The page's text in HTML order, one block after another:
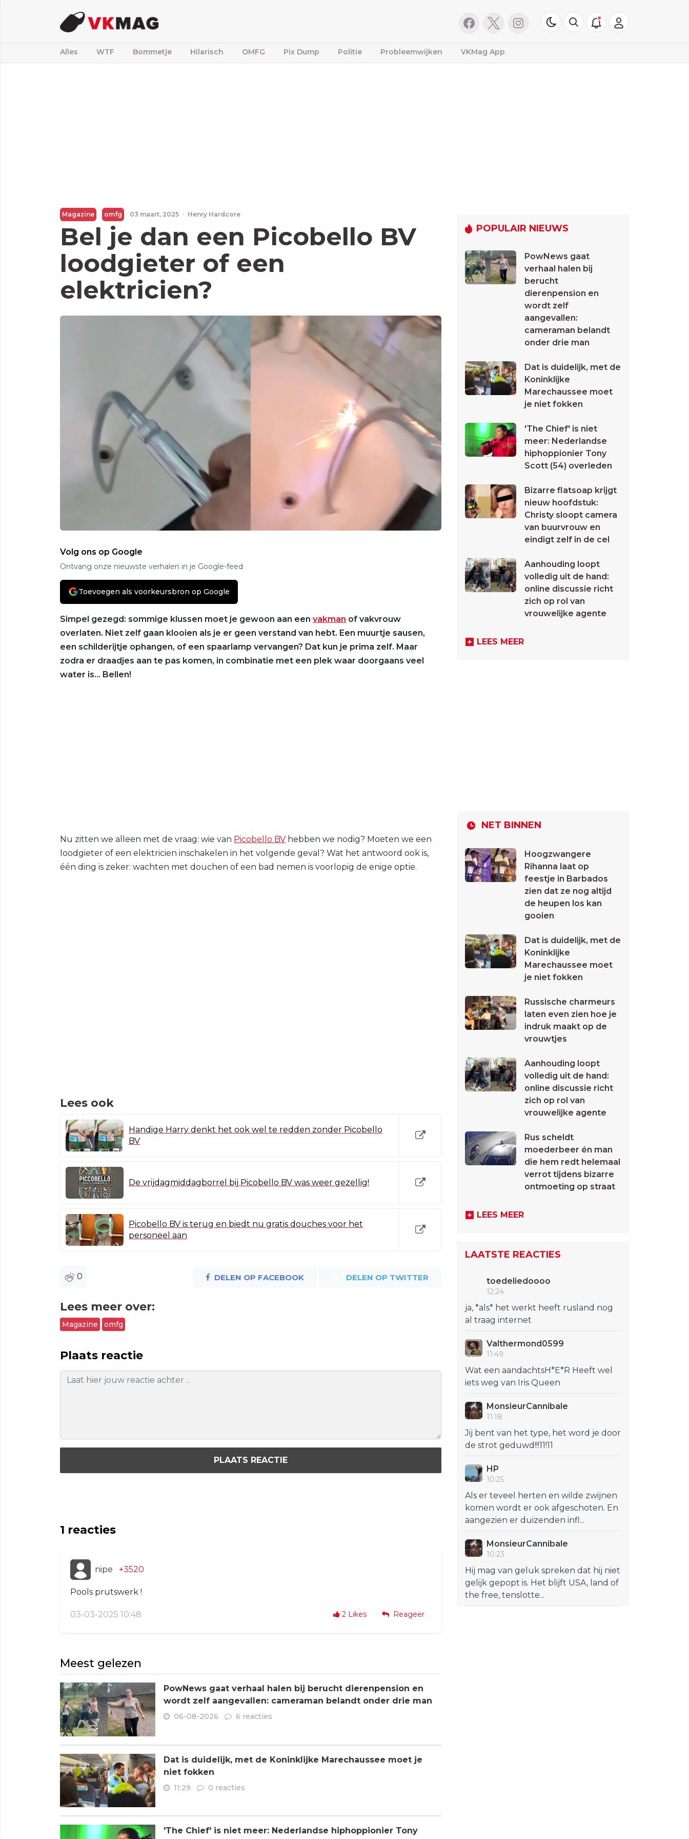
Alles WTF Bommetje Hilarisch OMFG Pix Dump Politie Probleemwijken VKMag App
Magazine omfg 03 maart, 2025 · Henry Hardcore
Bel je dan een Picobello BV
loodgieter of een
elektricien?
Volg ons op Google
Ontvang onze nieuwste verhalen in je Google-feed
Toevoegen als voorkeursbron op Google
Simpel gezegd: sommige klussen moet je gewoon aan een vakman of vakvrouw
overlaten. Niet zelf gaan klooien als je er geen verstand van hebt. Een muurtje sausen,
een schilderijtje ophangen, of een spaarlamp vervangen? Dat kun je prima zelf. Maar
zodra er draadjes aan te pas komen, in combinatie met een plek waar doorgaans veel
water is... Bellen!
Nu zitten we alleen met de vraag: wie van Picobello BV hebben we nodig? Moeten we een
loodgieter of een elektricien inschakelen in het volgende geval? Wat het antwoord ook is,
één ding is zeker: wachten met douchen of een bad nemen is voorlopig de enige optie.
Lees ook
Handige Harry denkt het ook wel te redden zonder Picobello
BV
De vrijdagmiddagborrel bij Picobello BV was weer gezellig!
Picobello BV is terug en biedt nu gratis douches voor het
personeel aan
0 DELEN OP FACEBOOK DELEN OP TWITTER
Lees meer over:
Magazine omfg
Plaats reactie
PLAATS REACTIE
1 reacties
nipe +3520
Pools prutswerk !
03-03-2025 10:48 2 Likes Reageer
Meest gelezen
PowNews gaat verhaal halen bij berucht dierenpension en
wordt zelf aangevallen: cameraman belandt onder drie man
06-08-2026 6 reacties
Dat is duidelijk, met de Koninklijke Marechaussee moet je
niet fokken
11:29 0 reacties
'The Chief' is niet meer: Nederlandse hiphoppionier Tony
POPULAIR NIEUWS
PowNews gaat
verhaal halen bij
berucht
dierenpension en
wordt zelf
aangevallen:
cameraman belandt
onder drie man
Dat is duidelijk, met de
Koninklijke
Marechaussee moet
je niet fokken
'The Chief' is niet
meer: Nederlandse
hiphoppionier Tony
Scott (54) overleden
Bizarre flatsoap krijgt
nieuw hoofdstuk:
Christy sloopt camera
van buurvrouw en
eindigt zelf in de cel
Aanhouding loopt
volledig uit de hand:
online discussie richt
zich op rol van
vrouwelijke agente
LEES MEER
NET BINNEN
Hoogzwangere
Rihanna laat op
feestje in Barbados
zien dat ze nog altijd
de heupen los kan
gooien
Dat is duidelijk, met de
Koninklijke
Marechaussee moet
je niet fokken
Russische charmeurs
laten even zien hoe je
indruk maakt op de
vrouwtjes
Aanhouding loopt
volledig uit de hand:
online discussie richt
zich op rol van
vrouwelijke agente
Rus scheldt
moederbeer én man
die hem redt helemaal
verrot tijdens bizarre
ontmoeting op straat
LEES MEER
LAATSTE REACTIES
toedeliedoooo
12:24
ja, *als* het werkt heeft rusland nog
al traag internet
Valthermond0599
11:49
Wat een aandachtsH*E*R Heeft wel
iets weg van Iris Queen
MonsieurCannibale
11:18
Jij bent van het type, het word je door
de strot geduwd!!!11!11
HP
10:25
Als er teveel herten en wilde zwijnen
komen wordt er ook afgeschoten. En
aangezien er duizenden infl...
MonsieurCannibale
10:23
Hij mag van geluk spreken dat hij niet
gelijk gepopt is. Het blijft USA, land of
the free, tenslotte...